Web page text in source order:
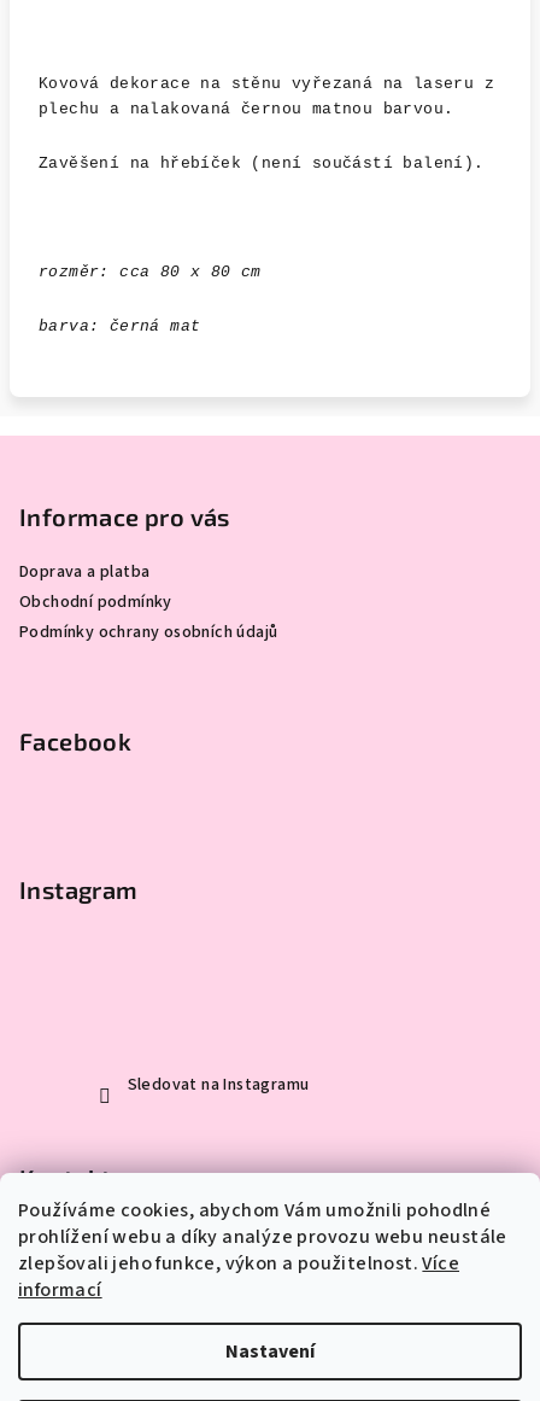
Používáme cookies, abychom Vám umožnili pohodlné
prohlížení webu a díky analýze provozu webu neustále
zlepšovali jeho funkce, výkon a použitelnost.Více
informací
Nastavení
Kovová dekorace na stěnu vyřezaná na laseru z
plechu a nalakovaná černou matnou barvou.
Zavěšení na hřebíček (není součástí balení).
rozměr: cca 80 x 80 cm
barva: černá mat
Informace pro vás
Doprava a platba
Obchodní podmínky
Podmínky ochrany osobních údajů
Facebook
Instagram
Sledovat na Instagramu
Kontakt
eva@mylittleart.cz
723 490 689